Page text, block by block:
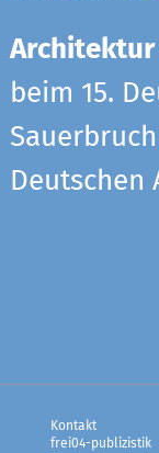
beim 15.
Kontakt
frei04-publizistik